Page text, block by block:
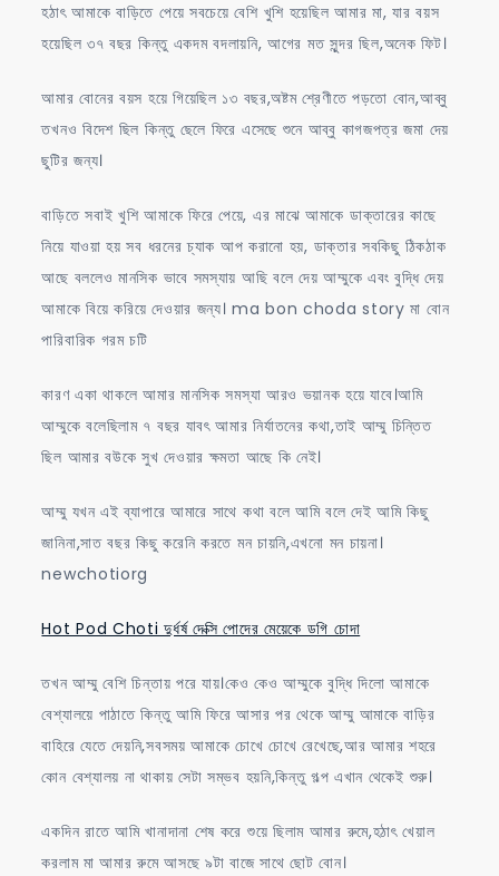
হঠাৎ আমাকে বাড়িতে পেয়ে সবচেয়ে বেশি খুশি হয়েছিল আমার মা, যার বয়স
হয়েছিল ৩৭ বছর কিন্তু একদম বদলায়নি, আগের মত সুন্দর ছিল,অনেক ফিট।
আমার বোনের বয়স হয়ে গিয়েছিল ১৩ বছর,অষ্টম শ্রেণীতে পড়তো বোন,আব্বু
তখনও বিদেশ ছিল কিন্তু ছেলে ফিরে এসেছে শুনে আব্বু কাগজপত্র জমা দেয়
ছুটির জন্য।
বাড়িতে সবাই খুশি আমাকে ফিরে পেয়ে, এর মাঝে আমাকে ডাক্তারের কাছে
নিয়ে যাওয়া হয় সব ধরনের চ্যাক আপ করানো হয়, ডাক্তার সবকিছু ঠিকঠাক
আছে বললেও মানসিক ভাবে সমস্যায় আছি বলে দেয় আম্মুকে এবং বুদ্ধি দেয়
আমাকে বিয়ে করিয়ে দেওয়ার জন্য। ma bon choda story মা বোন
পারিবারিক গরম চটি
কারণ একা থাকলে আমার মানসিক সমস্যা আরও ভয়ানক হয়ে যাবে।আমি
আম্মুকে বলেছিলাম ৭ বছর যাবৎ আমার নির্যাতনের কথা,তাই আম্মু চিন্তিত
ছিল আমার বউকে সুখ দেওয়ার ক্ষমতা আছে কি নেই।
আম্মু যখন এই ব্যাপারে আমারে সাথে কথা বলে আমি বলে দেই আমি কিছু
জানিনা,সাত বছর কিছু করেনি করতে মন চায়নি,এখনো মন চায়না।
newchotiorg
Hot Pod Choti দুর্ধর্ষ দেক্সি পোদের মেয়েকে ডগি চোদা
তখন আম্মু বেশি চিন্তায় পরে যায়।কেও কেও আম্মুকে বুদ্ধি দিলো আমাকে
বেশ্যালয়ে পাঠাতে কিন্তু আমি ফিরে আসার পর থেকে আম্মু আমাকে বাড়ির
বাহিরে যেতে দেয়নি,সবসময় আমাকে চোখে চোখে রেখেছে,আর আমার শহরে
কোন বেশ্যালয় না থাকায় সেটা সম্ভব হয়নি,কিন্তু গল্প এখান থেকেই শুরু।
একদিন রাতে আমি খানাদানা শেষ করে শুয়ে ছিলাম আমার রুমে,হঠাৎ খেয়াল
করলাম মা আমার রুমে আসছে ৯টা বাজে সাথে ছোট বোন।